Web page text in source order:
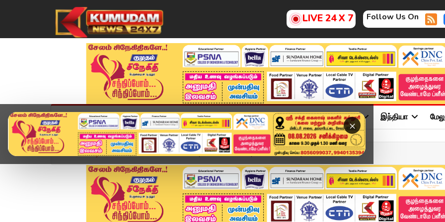
LIVE 24 X 7 Follow Us On
×
முகப்பு விளையாட்டு அண்மை தமிழ்நாடு சினிமா அரசியல் விளையாட்டு இந்தியா
Home வீடியோ ஸ்டோரி Headlines Now | 6 PM Headline | 20 JUNE 2025 | ...